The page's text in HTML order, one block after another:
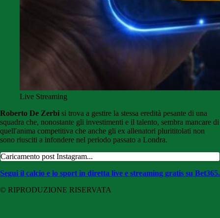
Live Streaming
Roberto De Zerbi si trova a gestire la stessa eredità pesante di una
squadra che, nonostante gli investimenti e il talento, sembra mancare di
quell'anima competitiva che anche gli ex allenatori plurititolati non
sono riusciti a infondere nel periodo passato a Londra.
Caricamento post Instagram...
Segui il calcio e lo sport in diretta live e streaming gratis su Bet365.
© RIPRODUZIONE RISERVATA